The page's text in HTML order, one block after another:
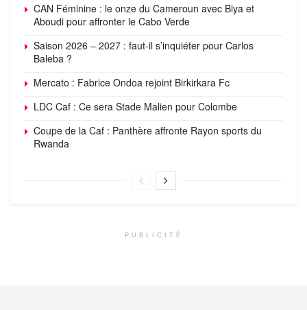
CAN Féminine : le onze du Cameroun avec Biya et
Aboudi pour affronter le Cabo Verde
Saison 2026 – 2027 : faut-il s’inquiéter pour Carlos
Baleba ?
Mercato : Fabrice Ondoa rejoint Birkirkara Fc
LDC Caf : Ce sera Stade Malien pour Colombe
Coupe de la Caf : Panthère affronte Rayon sports du
Rwanda
PUBLICITÉ